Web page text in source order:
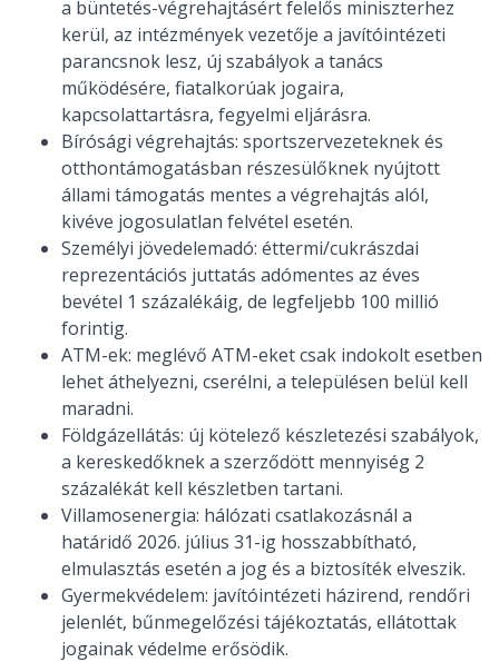
a büntetés-végrehajtásért felelős miniszterhez
kerül, az intézmények vezetője a javítóintézeti
parancsnok lesz, új szabályok a tanács
működésére, fiatalkorúak jogaira,
kapcsolattartásra, fegyelmi eljárásra.
Bírósági végrehajtás: sportszervezeteknek és
otthontámogatásban részesülőknek nyújtott
állami támogatás mentes a végrehajtás alól,
kivéve jogosulatlan felvétel esetén.
Személyi jövedelemadó: éttermi/cukrászdai
reprezentációs juttatás adómentes az éves
bevétel 1 százalékáig, de legfeljebb 100 millió
forintig.
ATM-ek: meglévő ATM-eket csak indokolt esetben
lehet áthelyezni, cserélni, a településen belül kell
maradni.
Földgázellátás: új kötelező készletezési szabályok,
a kereskedőknek a szerződött mennyiség 2
százalékát kell készletben tartani.
Villamosenergia: hálózati csatlakozásnál a
határidő 2026. július 31-ig hosszabbítható,
elmulasztás esetén a jog és a biztosíték elveszik.
Gyermekvédelem: javítóintézeti házirend, rendőri
jelenlét, bűnmegelőzési tájékoztatás, ellátottak
jogainak védelme erősödik.